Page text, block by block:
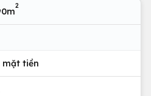
2
mặt tiền